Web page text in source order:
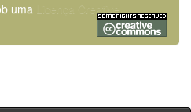
uma
Licença Creative